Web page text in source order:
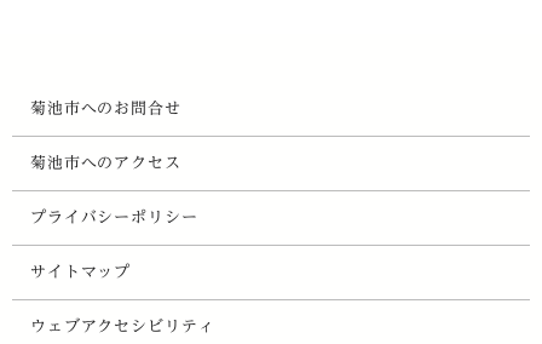
菊池市へのお問合せ
菊池市へのアクセス
プライバシーポリシー
サイトマップ
ウェブアクセシビリティ